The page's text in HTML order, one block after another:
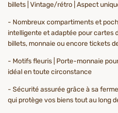
billets | Vintage/rétro | Aspect
- Nombreux compartiments et
intelligente et adaptée pour cartes
billets, monnaie ou encore tickets
- Motifs fleuris | Porte-monnaie
idéal en toute circonstance
- Sécurité assurée grâce à sa
qui protège vos biens tout au long